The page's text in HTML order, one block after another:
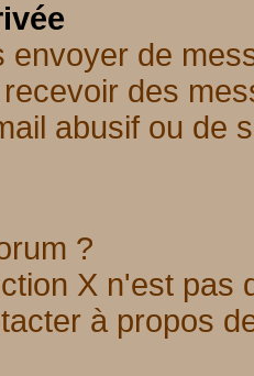
envoyer de
des
abusif ou de
?
X n'est pas
à propos